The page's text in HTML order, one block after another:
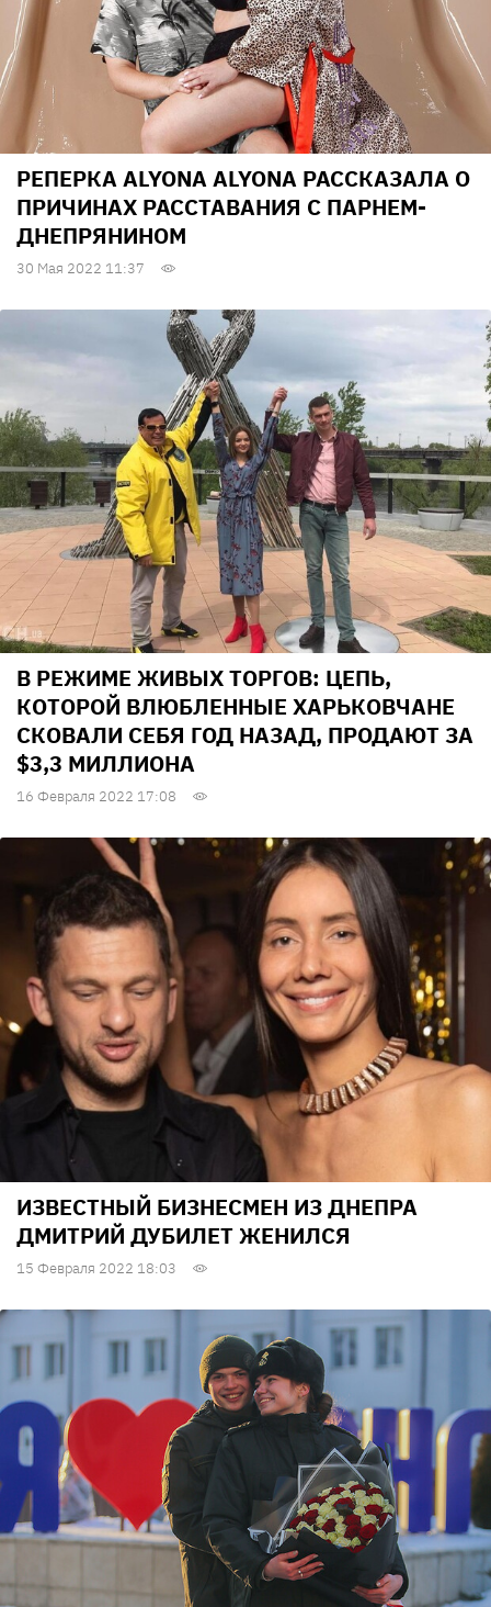
РЕПЕРКА ALYONA ALYONA РАССКАЗАЛА О
ПРИЧИНАХ РАССТАВАНИЯ С ПАРНЕМ-
ДНЕПРЯНИНОМ
30 Мая 2022 11:37
В РЕЖИМЕ ЖИВЫХ ТОРГОВ: ЦЕПЬ,
КОТОРОЙ ВЛЮБЛЕННЫЕ ХАРЬКОВЧАНЕ
СКОВАЛИ СЕБЯ ГОД НАЗАД, ПРОДАЮТ ЗА
$3,3 МИЛЛИОНА
16 Февраля 2022 17:08
ИЗВЕСТНЫЙ БИЗНЕСМЕН ИЗ ДНЕПРА
ДМИТРИЙ ДУБИЛЕТ ЖЕНИЛСЯ
15 Февраля 2022 18:03